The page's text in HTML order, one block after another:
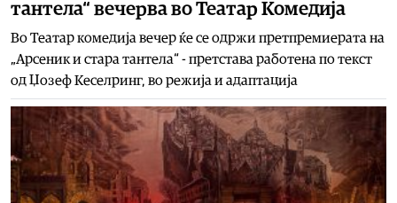
тантела“ вечерва во Театар Комедија
Во Театар комедија вечер ќе се одржи претпремиерата на
„Арсеник и стара тантела“ - претстава работена по текст
од Џозеф Кеселринг, во режија и адаптација